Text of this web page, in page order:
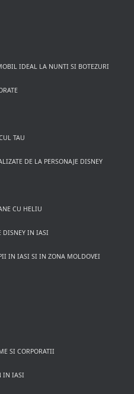
IDEAL LA NUNTI SI BOTEZURI
TAU
DE LA PERSONAJE DISNEY
CU HELIU
DISNEY IN IASI
IN IASI SI IN ZONA MOLDOVEI
SI CORPORATII
IN IASI